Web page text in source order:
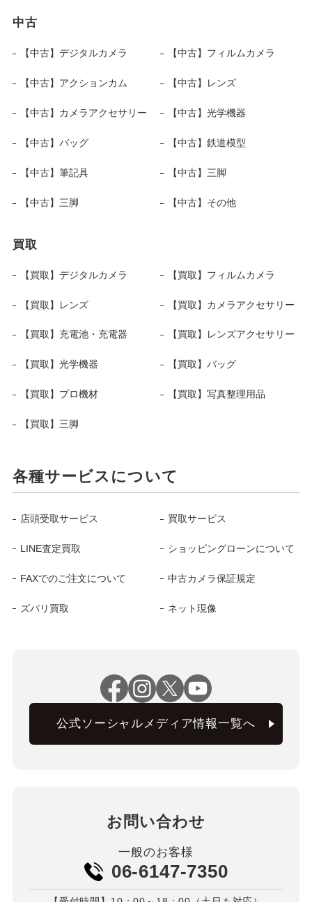
中古
【中古】デジタルカメラ 【中古】フィルムカメラ
【中古】アクションカム 【中古】レンズ
【中古】カメラアクセサリー 【中古】光学機器
【中古】バッグ 【中古】鉄道模型
【中古】筆記具 【中古】三脚
【中古】三脚 【中古】その他
買取
【買取】デジタルカメラ 【買取】フィルムカメラ
【買取】レンズ 【買取】カメラアクセサリー
【買取】充電池・充電器 【買取】レンズアクセサリー
【買取】光学機器 【買取】バッグ
【買取】プロ機材 【買取】写真整理用品
【買取】三脚
各種サービスについて
店頭受取サービス 買取サービス
LINE査定買取 ショッピングローンについて
FAXでのご注文について 中古カメラ保証規定
ズバリ買取 ネット現像
公式ソーシャルメディア情報一覧へ
お問い合わせ
一般のお客様
06-6147-7350